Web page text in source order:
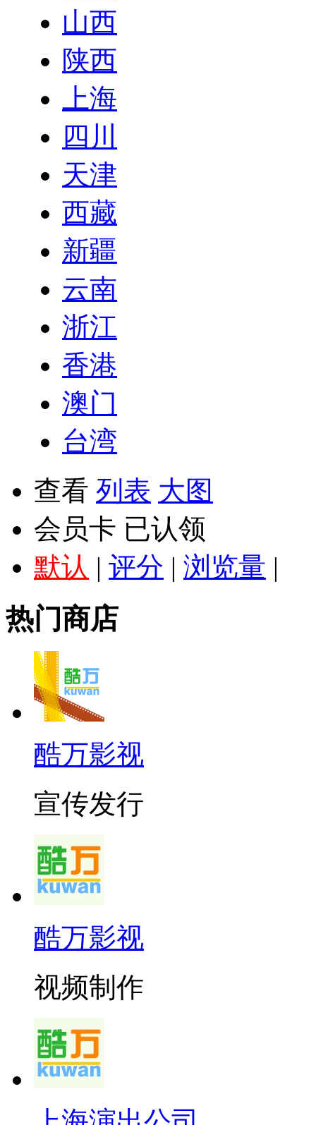
山西
陕西
上海
四川
天津
西藏
新疆
云南
浙江
香港
澳门
台湾
查看 列表 大图
会员卡 已认领
默认 | 评分 | 浏览量 |
热门商店
酷万影视
宣传发行
酷万影视
视频制作